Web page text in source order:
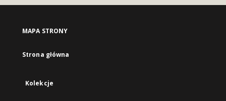
MAPA STRONY
Strona główna
Kolekcje